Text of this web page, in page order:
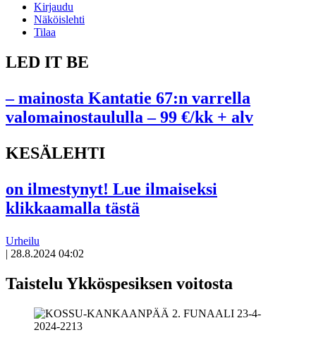
Kirjaudu
Näköislehti
Tilaa
LED IT BE
– mainosta Kantatie 67:n varrella
valomainostaululla – 99 €/kk + alv
KESÄLEHTI
on ilmestynyt! Lue ilmaiseksi
klikkaamalla tästä
Urheilu
| 28.8.2024 04:02
Taistelu Ykköspesiksen voitosta